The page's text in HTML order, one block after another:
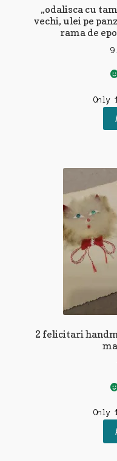
„odalisca cu
vechi, ulei pe
rama de
Only
2 felicitari
Only